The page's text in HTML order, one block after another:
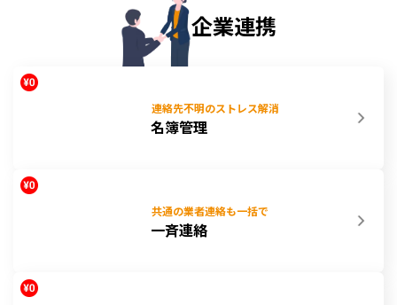
企業連携
連絡先不明のストレス解消
名簿管理
共通の業者連絡も一括で
一斉連絡